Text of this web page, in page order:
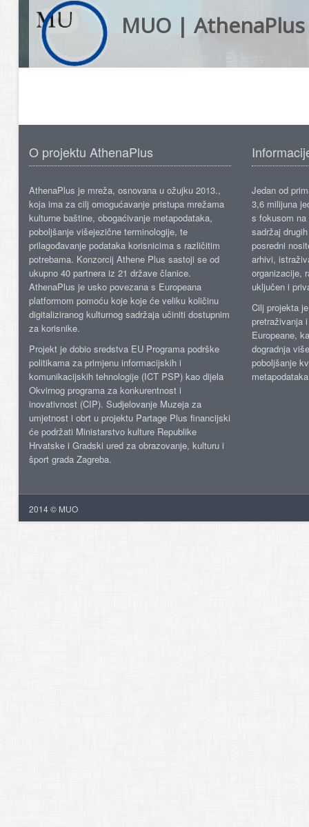
MUO | AthenaPlus
O projektu AthenaPlus
AthenaPlus je mreža, osnovana u ožujku 2013.,
koja ima za cilj omogućavanje pristupa mrežama
kulturne baštine, obogaćivanje metapodataka,
poboljšanje višejezične terminologije, te
prilagođavanje podataka korisnicima s različitim
potrebama. Konzorcij Athene Plus sastoji se od
ukupno 40 partnera iz 21 države članice.
AthenaPlus je usko povezana s Europeana
platformom pomoću koje koje će veliku količinu
digitaliziranog kulturnog sadržaja učiniti dostupnim
za korisnike.
Projekt je dobio sredstva EU Programa podrške
politikama za primjenu informacijskih i
komunikacijskih tehnologije (ICT PSP) kao dijela
Okvirnog programa za konkurentnost i
inovativnost (CIP). Sudjelovanje Muzeja za
umjetnost i obrt u projektu Partage Plus financijski
će podržati Ministarstvo kulture Republike
Hrvatske i Gradski ured za obrazovanje, kulturu i
šport grada Zagreba.
Jedan od
3,6 milijuna
s fokusom
sadržaj
posredni
arhivi,
organizacije,
uključen i
Cilj projekta
pretraživanja
Europeane,
dogradnja
poboljšanje
2014 © MUO